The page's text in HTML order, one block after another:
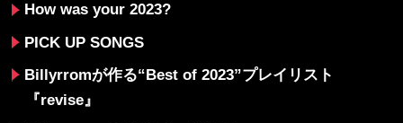
How was your 2023?
PICK UP SONGS
Billyrromが作る“Best of 2023”プレイリスト
『revise』